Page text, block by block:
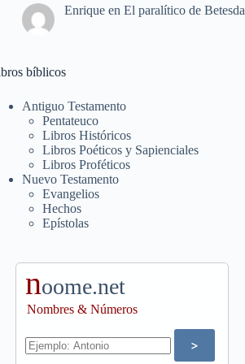
Enrique enEl paralítico de Betesda
bíblicos
Antiguo Testamento
Pentateuco
Libros Históricos
Libros Poéticos y Sapienciales
Libros Proféticos
Nuevo Testamento
Evangelios
Hechos
Epístolas
noome.net
Nombres & Números